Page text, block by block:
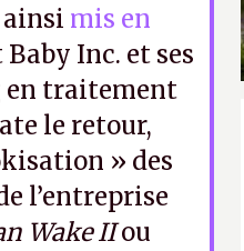
ainsi mis en
Inc. et ses
en traitement
le retour,
» des
l’entreprise
Wake IIou